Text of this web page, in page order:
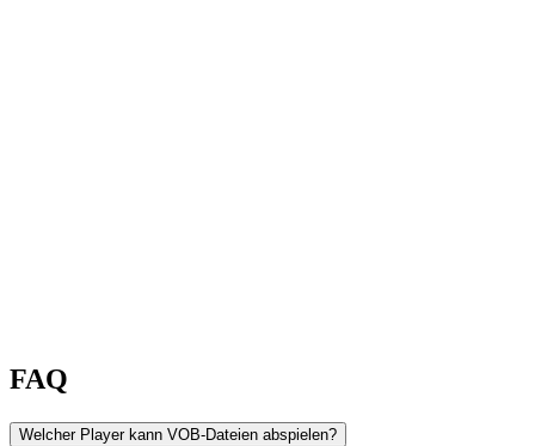
FAQ
Welcher Player kann VOB-Dateien abspielen?